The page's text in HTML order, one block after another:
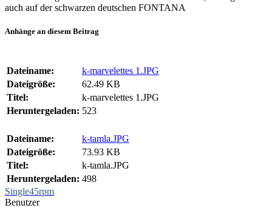
auch auf der schwarzen deutschen FONTANA
Anhänge an diesem Beitrag
Dateiname:
k-marvelettes 1.JPG
Dateigröße:
62.49 KB
Titel:
k-marvelettes 1.JPG
Heruntergeladen: 523
Dateiname:
k-tamla.JPG
Dateigröße:
73.93 KB
Titel:
k-tamla.JPG
Heruntergeladen: 498
Single45rpm
Benutzer